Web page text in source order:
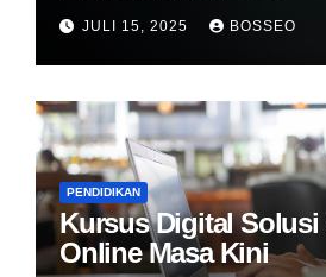
JULI 15, 2025 BOSSEO
PENDIDIKAN
Kursus Digital Solusi
Online Masa Kini